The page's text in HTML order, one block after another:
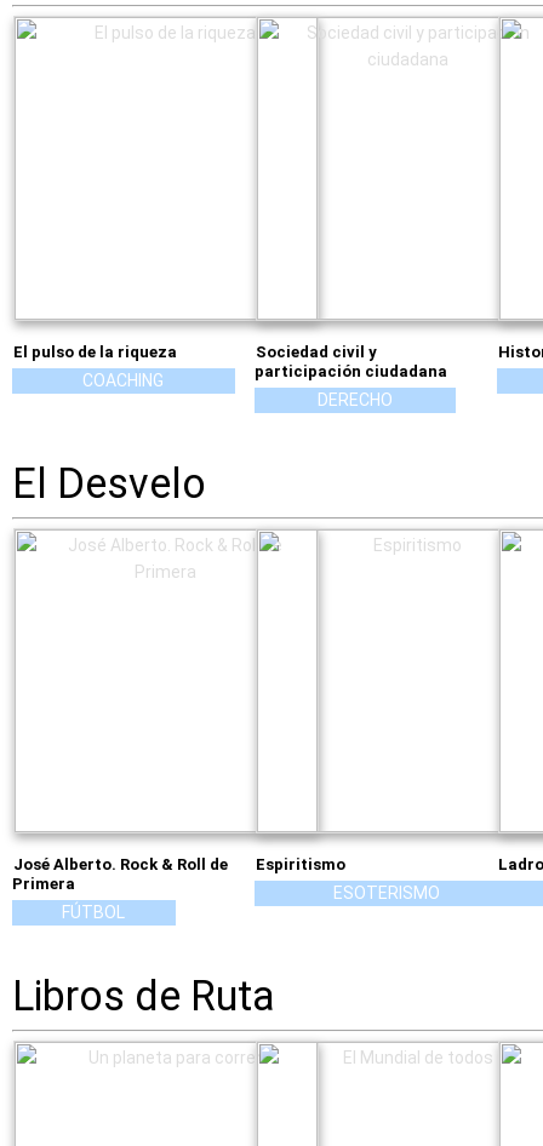
El pulso de la riqueza
COACHING
Sociedad civil y
participación ciudadana
DERECHO
El Desvelo
José Alberto. Rock & Roll de
Primera
FÚTBOL
Espiritismo
ESOTERISMO
Libros de Ruta